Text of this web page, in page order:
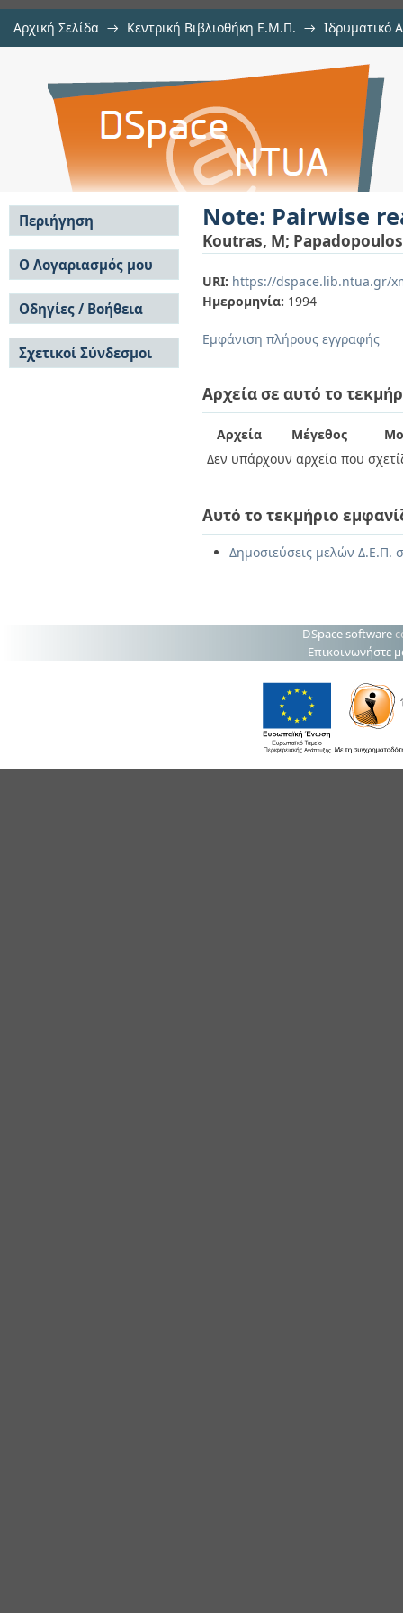
Αρχική Σελίδα → Κεντρική Βιβλιοθήκη Ε.Μ.Π. → Ιδρυματικό
Note: Pairwise rearrangements
Note: Pairwise
Koutras, M;
URI: https://dspace.lib.ntua.gr/
Ημερομηνία: 1994
Εμφάνιση πλήρους εγγραφής
Αρχεία σε αυτό το
Αρχεία Μέγεθος
Δεν υπάρχουν αρχεία που
Αυτό το τεκμήριο
Δημοσιεύσεις μελών Δ.Ε.Π.
Περιήγηση
Σε όλο το DSpace
Κοινότητες & Συλλογές
Ανά Ημερομηνία
Έκδοσης
Συγγραφείς
Τίτλοι
Θέματα
Ο Λογαριασμός μου
Σύνδεση
Εγγραφή
Οδηγίες / Βοήθεια
Οδηγίες Υποβολής
Οδηγίες Χρήσης ΙΑ
Συχνές Ερωτήσεις
Σχετικοί Σύνδεσμοι
DSpace software
Επικοινωνήστε